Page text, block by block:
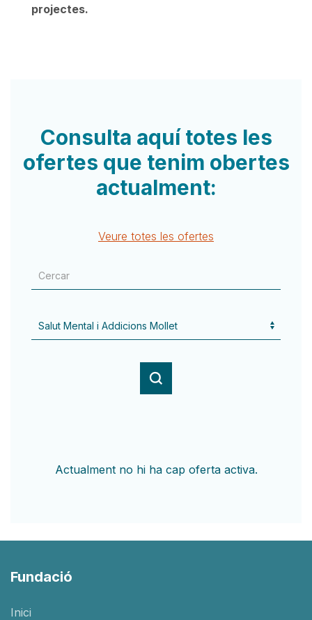
projectes.
Consulta aquí totes les
ofertes que tenim obertes
actualment:
Veure totes les ofertes
Actualment no hi ha cap oferta activa.
Fundació
Inici